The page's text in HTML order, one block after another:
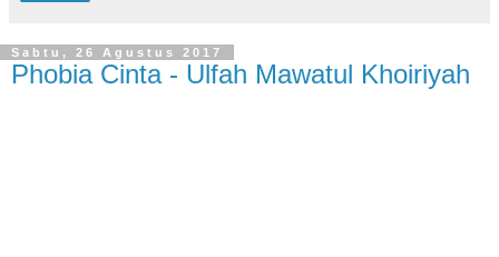
Sabtu, 26 Agustus 2017
Phobia Cinta - Ulfah Mawatul Khoiriyah